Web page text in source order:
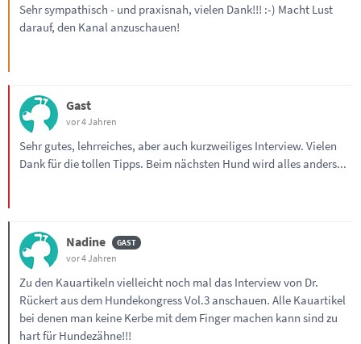
Sehr sympathisch - und praxisnah, vielen Dank!!! :-) Macht Lust
darauf, den Kanal anzuschauen!
Gast
vor 4 Jahren
Sehr gutes, lehrreiches, aber auch kurzweiliges Interview. Vielen
Dank für die tollen Tipps. Beim nächsten Hund wird alles anders...
Nadine
vor 4 Jahren
Zu den Kauartikeln vielleicht noch mal das Interview von Dr.
Rückert aus dem Hundekongress Vol.3 anschauen. Alle Kauartikel
bei denen man keine Kerbe mit dem Finger machen kann sind zu
hart für Hundezähne!!!